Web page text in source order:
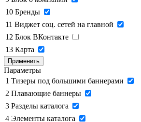
10 Бренды
11 Виджет соц. сетей на главной
12 Блок ВКонтакте
13 Карта
Применить
Параметры
1 Тизеры под большими баннерами
2 Плавающие баннеры
3 Разделы каталога
4 Элементы каталога